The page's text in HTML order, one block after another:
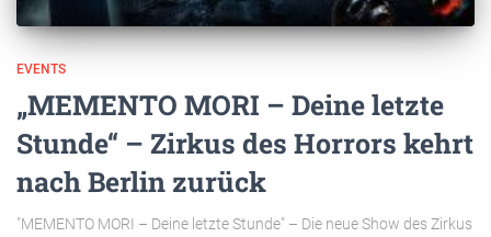
EVENTS
„MEMENTO MORI – Deine letzte
Stunde“ – Zirkus des Horrors kehrt
nach Berlin zurück
"MEMENTO MORI – Deine letzte Stunde" – Die neue Show des Zirkus